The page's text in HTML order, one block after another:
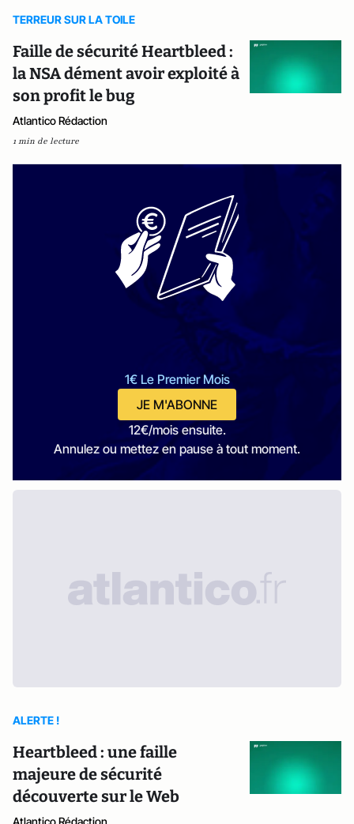
TERREUR SUR LA TOILE
Faille de sécurité Heartbleed :
la NSA dément avoir exploité à
son profit le bug
Atlantico Rédaction
1 min de lecture
1€ Le Premier Mois
JE M'ABONNE
12€/mois ensuite.
Annulez ou mettez en pause à tout moment.
ALERTE !
Heartbleed : une faille
majeure de sécurité
découverte sur le Web
Atlantico Rédaction